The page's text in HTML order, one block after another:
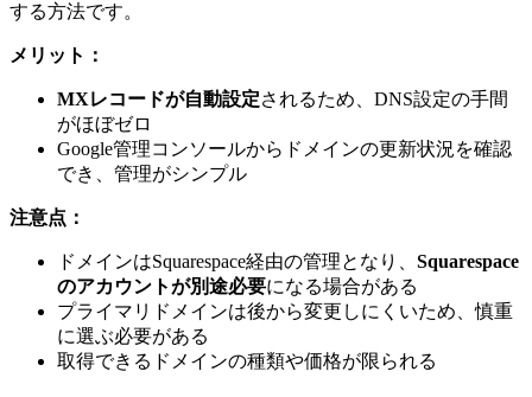
する方法です。
メリット：
MXレコードが自動設定されるため、DNS設定の手間
がほぼゼロ
Google管理コンソールからドメインの更新状況を確認
でき、管理がシンプル
注意点：
ドメインはSquarespace経由の管理となり、 Squarespace
のアカウントが別途必要になる場合がある
プライマリドメインは後から変更しにくいため、慎重
に選ぶ必要がある
取得できるドメインの種類や価格が限られる